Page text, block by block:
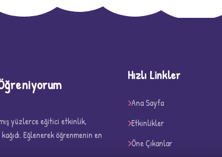
yüzlerce eğitici etkinlik,
Eğlenerek öğrenmenin en
Hızlı Linkler
Ana Sayfa
Etkinlikler
Öne Çıkanlar